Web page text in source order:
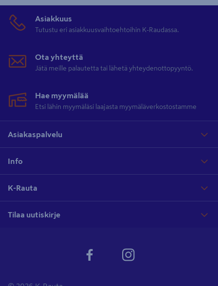
Asiakkuus
Tutustu eri asiakkuusvaihtoehtoihin K-Raudassa.
Ota yhteyttä
Jätä meille palautetta tai lähetä yhteydenottopyyntö.
Hae myymälää
Etsi lähin myymäläsi laajasta myymäläverkostostamme
Asiakaspalvelu
Info
K-Rauta
Tilaa uutiskirje